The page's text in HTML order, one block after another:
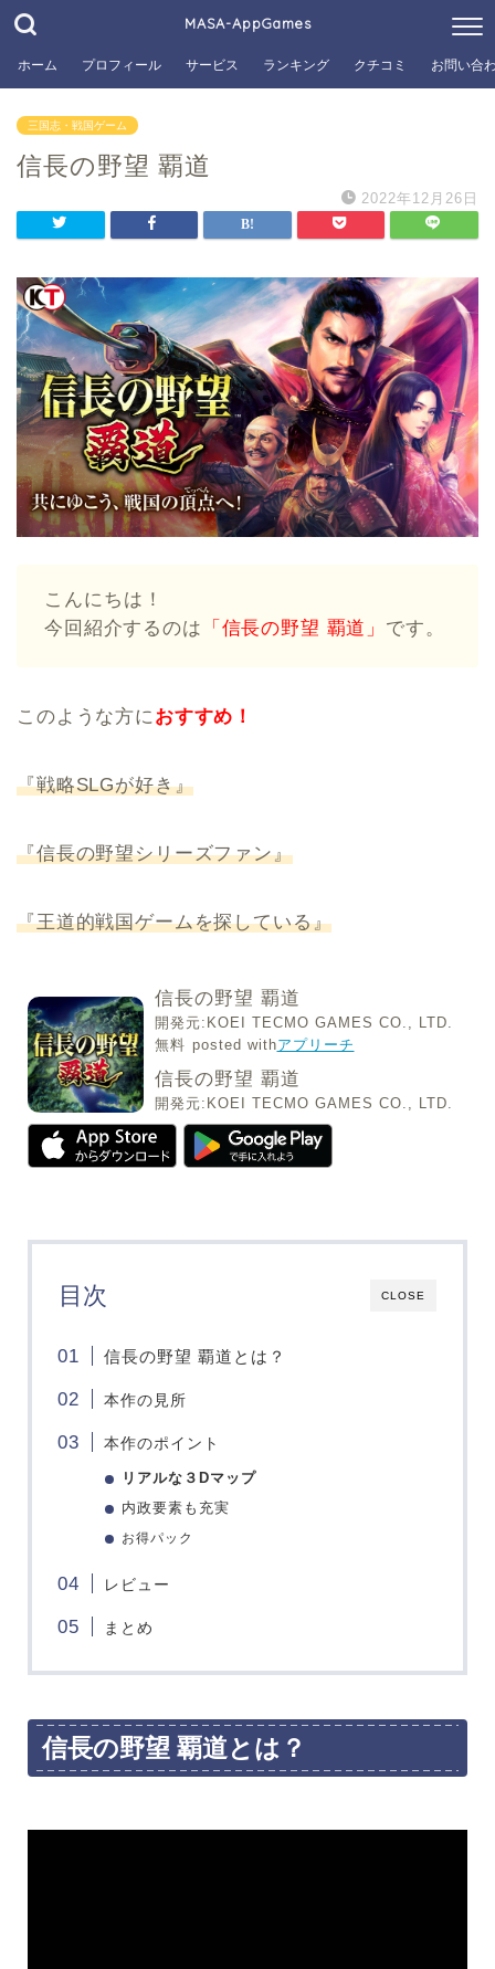
MASA-AppGames
ホーム プロフィール サービス ランキング クチコミ お問い合
三国志・戦国ゲーム
信長の野望 覇道
2022年12月26日
こんにちは！
今回紹介するのは 「信長の野望 覇道」 です。
このような方におすすめ！
『戦略SLGが好き』
『信長の野望シリーズファン』
『王道的戦国ゲームを探している』
信長の野望 覇道
開発元: KOEI TECMO GAMES CO., LTD.
無料 posted withアプリーチ
CLOSE
目次
信長の野望 覇道とは？
本作の見所
本作のポイント
リアルな３Dマップ
内政要素も充実
お得パック
レビュー
まとめ
信長の野望 覇道とは？
信長の野望 覇道
開発元: KOEI TECMO GAMES CO., LTD.